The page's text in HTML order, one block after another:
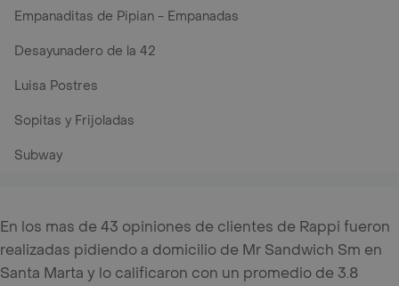
Empanaditas de Pipian - Empanadas
Desayunadero de la 42
Luisa Postres
Sopitas y Frijoladas
Subway
En los mas de 43 opiniones de clientes de Rappi fueron
realizadas pidiendo a domicilio de Mr Sandwich Sm en
Santa Marta y lo calificaron con un promedio de 3.8